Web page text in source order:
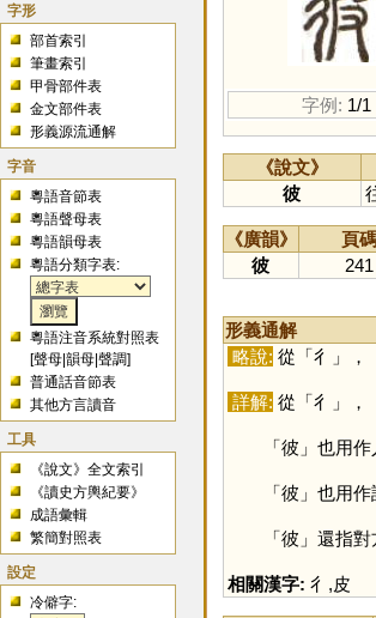
字形
部首索引
筆畫索引
甲骨部件表
金文部件表
形義源流通解
字音
粵語音節表
粵語聲母表
粵語韻母表
粵語分類字表:
粵語注音系統對照表
[聲母 |韻母 |聲調]
普通話音節表
其他方言讀音
工具
《說文》全文索引
《讀史方輿紀要》
成語彙輯
繁簡對照表
設定
冷僻字:
字例: 1/1
《說文》
彼
《廣韻》 頁碼
彼
241
形義通解
略說: 從「彳 」，
詳解: 從「彳 」，
「彼 」也用
「彼 」也用
「彼 」還指
相關漢字: 彳 ,皮